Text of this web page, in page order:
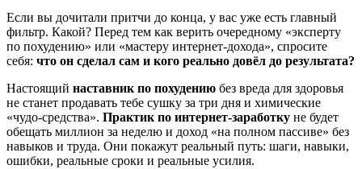
Если вы дочитали притчи до конца, у вас уже есть главный
фильтр. Какой? Перед тем как верить очередному «эксперту
по похудению» или «мастеру интернет‑дохода», спросите
себя: что он сделал сам и кого реально довёл до результата?
Настоящий наставник по похудению без вреда для здоровья
не станет продавать тебе сушку за три дня и химические
«чудо‑средства». Практик по интернет‑заработку не будет
обещать миллион за неделю и доход «на полном пассиве» без
навыков и труда. Они покажут реальный путь: шаги, навыки,
ошибки, реальные сроки и реальные усилия.